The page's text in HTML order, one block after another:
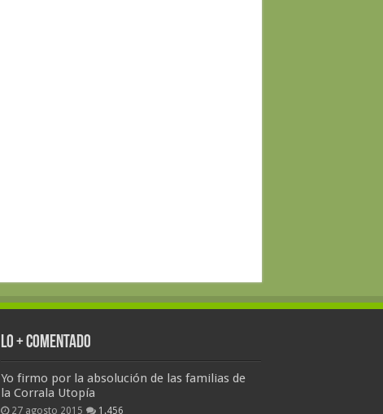
Lo + Comentado
Yo firmo por la absolución de las familias de
la Corrala Utopía
27 agosto 2015 1.456